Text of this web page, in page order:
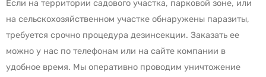
Если на территории садового участка, парковой зоне, или
на сельскохозяйственном участке обнаружены паразиты,
требуется срочно процедура дезинсекции. Заказать ее
можно у нас по телефонам или на сайте компании в
удобное время. Мы оперативно проводим уничтожение